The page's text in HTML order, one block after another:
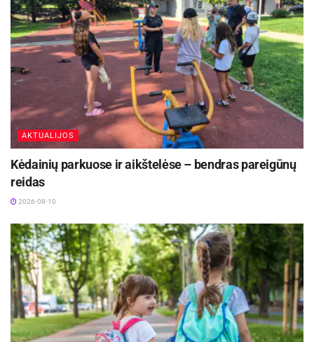
Šaltinis: Biržų rajono savivaldybė
AKTUALIJOS
Kėdainių parkuose ir aikštelėse – bendras pareigūnų
reidas
2026-08-10